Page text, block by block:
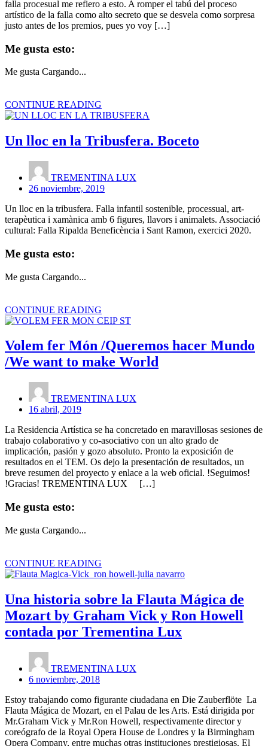
falla procesual me refiero a esto. A romper el tabú del proceso
artístico de la falla como alto secreto que se desvela como sorpresa
justo antes de los premios, pues yo voy […]
Me gusta esto:
Me gusta Cargando...
CONTINUE READING
Un lloc en la Tribusfera. Boceto
TREMENTINA LUX
26 noviembre, 2019
Un lloc en la tribusfera. Falla infantil sostenible, processual, art-
terapèutica i xamànica amb 6 figures, llavors i animalets. Associació
cultural: Falla Ripalda Beneficència i Sant Ramon, exercici 2020.
Me gusta esto:
Me gusta Cargando...
CONTINUE READING
Volem fer Món /Queremos hacer Mundo
/We want to make World
TREMENTINA LUX
16 abril, 2019
La Residencia Artística se ha concretado en maravillosas sesiones de
trabajo colaborativo y co-asociativo con un alto grado de
implicación, pasión y gozo absoluto. Pronto la exposición de
resultados en el TEM. Os dejo la presentación de resultados, un
breve resumen del proyecto y enlace a la web oficial. !Seguimos!
!Gracias! TREMENTINA LUX […]
Me gusta esto:
Me gusta Cargando...
CONTINUE READING
Una historia sobre la Flauta Mágica de
Mozart by Graham Vick y Ron Howell
contada por Trementina Lux
TREMENTINA LUX
6 noviembre, 2018
Estoy trabajando como figurante ciudadana en Die Zauberflöte La
Flauta Mágica de Mozart, en el Palau de les Arts. Está dirigida por
Mr.Graham Vick y Mr.Ron Howell, respectivamente director y
coreógrafo de la Royal Opera House de Londres y la Birmingham
Opera Company, entre muchas otras instituciones prestigiosas. El